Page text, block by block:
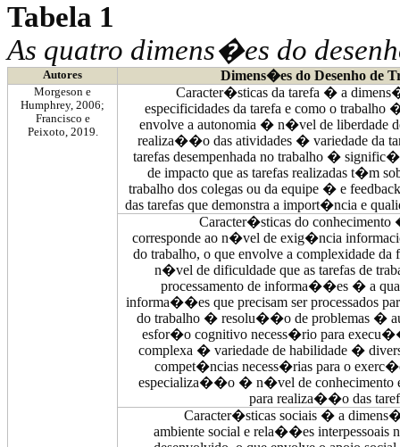
Tabela 1
As quatro dimens�es do
Autores Dimens�es do Desenho de
Morgeson e
Humphrey, 2006;
Francisco e
Peixoto, 2019.
Caracter�sticas da tarefa � a
especificidades da tarefa e como o trabalho
envolve a autonomia � n�vel de liberdade
realiza��o das atividades � variedade da
tarefas desempenhada no trabalho �
de impacto que as tarefas realizadas t�m
trabalho dos colegas ou da equipe � e feedback
das tarefas que demonstra a import�ncia e
Caracter�sticas do
corresponde ao n�vel de exig�ncia
do trabalho, o que envolve a complexidade
n�vel de dificuldade que as tarefas de
processamento de informa��es � a
informa��es que precisam ser processados
do trabalho � resolu��o de problemas �
esfor�o cognitivo necess�rio para
complexa � variedade de habilidade �
compet�ncias necess�rias para o
especializa��o � n�vel de conhecimento
para realiza��o das
Caracter�sticas sociais � a
ambiente social e rela��es interpessoais